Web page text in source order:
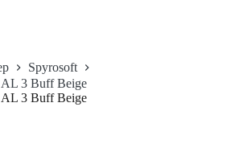
Spyrosoft
3 Buff Beige
3 Buff Beige